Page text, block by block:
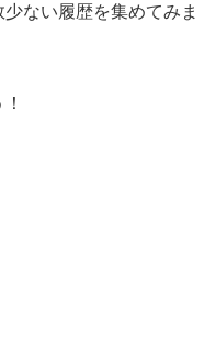
ない履歴を集めてみま